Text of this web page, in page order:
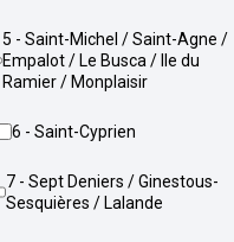
5 - Saint-Michel / Saint-Agne /
Empalot / Le Busca / Ile du
Ramier / Monplaisir
6 - Saint-Cyprien
7 - Sept Deniers / Ginestous-
Sesquières / Lalande